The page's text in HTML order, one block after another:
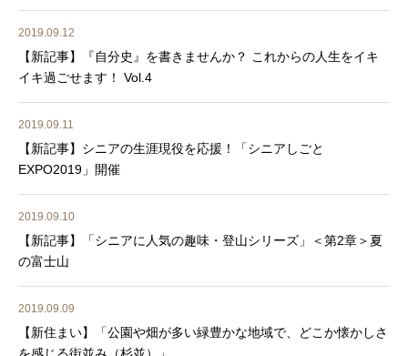
2019.09.12
【新記事】『自分史』を書きませんか？ これからの人生をイキ
イキ過ごせます！ Vol.4
2019.09.11
【新記事】シニアの生涯現役を応援！「シニアしごと
EXPO2019」開催
2019.09.10
【新記事】「シニアに人気の趣味・登山シリーズ」＜第2章＞夏
の富士山
2019.09.09
【新住まい】「公園や畑が多い緑豊かな地域で、どこか懐かしさ